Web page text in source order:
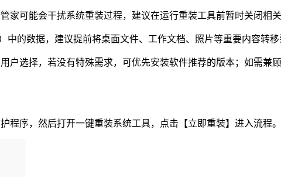
家可能会干扰系统重装过程，建议在运行重装工具前暂时关闭相
中的数据，建议提前将桌面文件、工作文档、照片等重要内容转
户选择，若没有特殊需求，可优先安装软件推荐的版本；如需兼
程序，然后打开一键重装系统工具，点击【立即重装】进入流程。